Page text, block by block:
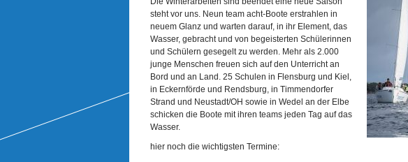
steht vor uns. Neun team acht-Boote erstrahlen in
neuem Glanz und warten darauf, in ihr Element, das
Wasser, gebracht und von begeisterten Schülerinnen
und Schülern gesegelt zu werden. Mehr als 2.000
junge Menschen freuen sich auf den Unterricht an
Bord und an Land. 25 Schulen in Flensburg und Kiel,
in Eckernförde und Rendsburg, in Timmendorfer
Strand und Neustadt/OH sowie in Wedel an der Elbe
schicken die Boote mit ihren teams jeden Tag auf das
Wasser.
hier noch die wichtigsten Termine: